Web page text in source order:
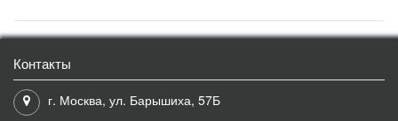
Контакты
г. Москва, ул. Барышиха, 57Б